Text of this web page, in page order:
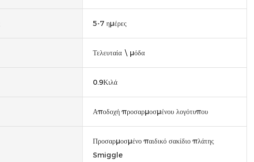
5-7 ημέρες
Τελευταία \ μόδα
0.9Κιλά
Αποδοχή προσαρμοσμένου λογότυπου
Προσαρμοσμένο παιδικό σακίδιο πλάτης
Smiggle